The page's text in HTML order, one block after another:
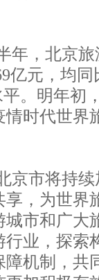
年，北京
亿元，均
。明年初
时代世界
京市将持
，为世界
市和广大
业，探索
机制，共